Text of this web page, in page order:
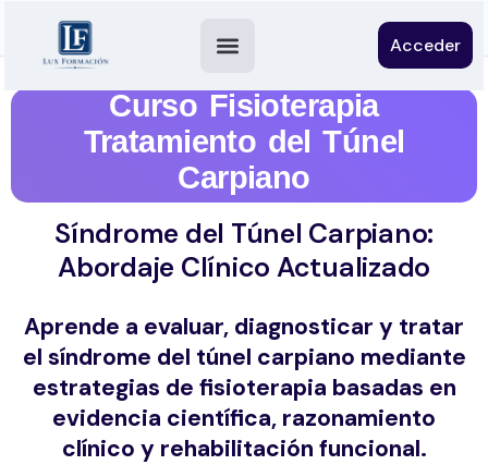
Acceder
Curso Fisioterapia
Tratamiento del Túnel
Carpiano
Síndrome del Túnel Carpiano:
Abordaje Clínico Actualizado
Aprende a evaluar, diagnosticar y tratar
el síndrome del túnel carpiano mediante
estrategias de fisioterapia basadas en
evidencia científica, razonamiento
clínico y rehabilitación funcional.